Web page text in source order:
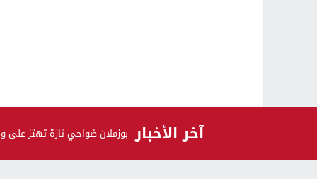
آخر الأخبار بوزملان ضواحي تازة تهتز